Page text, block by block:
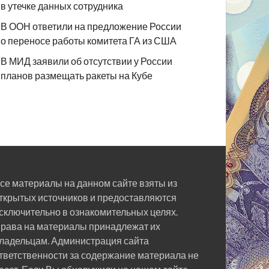
в утечке данных сотрудника
В ООН ответили на предложение России
о переносе работы комитета ГА из США
В МИД заявили об отсутствии у России
планов размещать ракеты на Кубе
материалы на данном сайте взяты из
источников и предоставляются
в ознакомительных целях.
на материалы принадлежат их
Администрация сайта
за содержание материала не